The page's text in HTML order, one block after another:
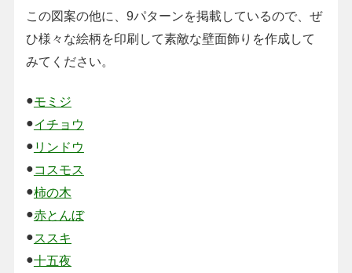
この図案の他に、9パターンを掲載しているので、ぜ
ひ様々な絵柄を印刷して素敵な壁面飾りを作成して
みてください。
●モミジ
●イチョウ
● リンドウ
●コスモス
●柿の木
●赤とんぼ
●ススキ
●十五夜